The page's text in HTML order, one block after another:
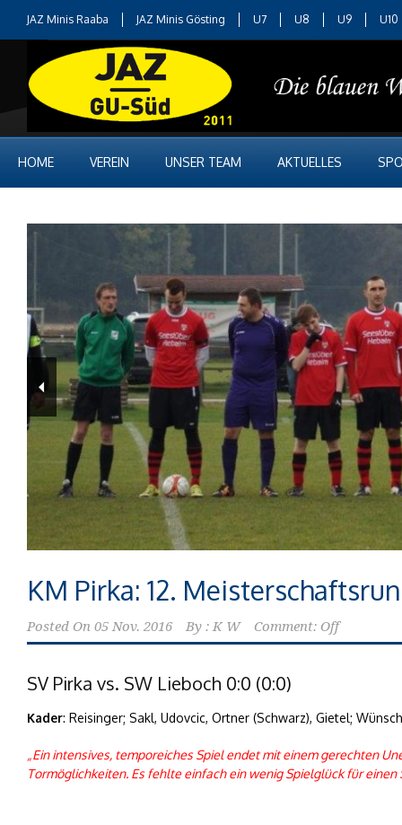
JAZ Minis Raaba JAZ Minis Gösting U7 U8 U9 U10
HOME VEREIN UNSER TEAM AKTUELLES
KM Pirka: 12.
Posted On 05 Nov. 2016 By : K W Comment: Off
SV Pirka vs. SW Lieboch 0:0 (0:0)
Kader: Reisinger; Sakl, Udovcic, Ortner (Schwarz), Gietel;
„Ein intensives, temporeiches Spiel endet mit einem gerechten
Tormöglichkeiten. Es fehlte einfach ein wenig Spielglück für einen